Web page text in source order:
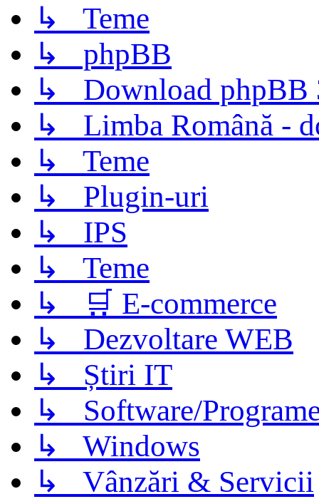
↳ Teme
↳ phpBB
↳ Download phpBB
↳ Limba Română -
↳ Teme
↳ Plugin-uri
↳ IPS
↳ Teme
↳ 🛒 E-commerce
↳ Dezvoltare WEB
↳ Știri IT
↳ Software/
↳ Windows
↳ Vânzări & Servicii